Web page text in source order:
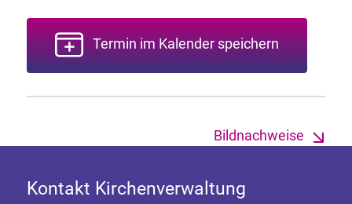
Termin im Kalender speichern
Bildnachweise
Kontakt Kirchenverwaltung